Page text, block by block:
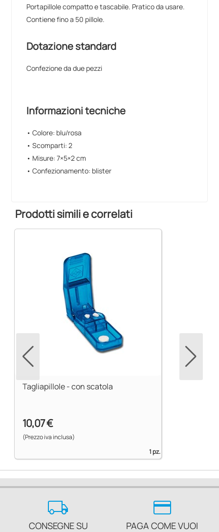
Portapillole compatto e tascabile. Pratico da usare.
Contiene fino a 50 pillole.
Dotazione standard
Confezione da due pezzi
Informazioni tecniche
• Colore: blu/rosa
• Scomparti: 2
• Misure: 7×5×2 cm
• Confezionamento: blister
Prodotti simili e correlati
Tagliapillole - con scatola
10,07 €
(Prezzo iva inclusa)
1 pz.
local_shipping
CONSEGNE SU
credit_card
PAGA COME VUOI